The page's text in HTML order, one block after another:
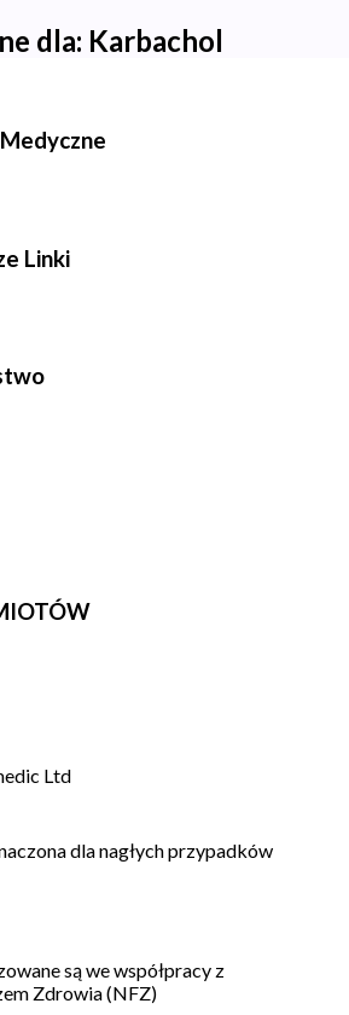
dla: Karbachol
Linki
Ltd
dla nagłych przypadków
są we współpracy z
Zdrowia (NFZ)